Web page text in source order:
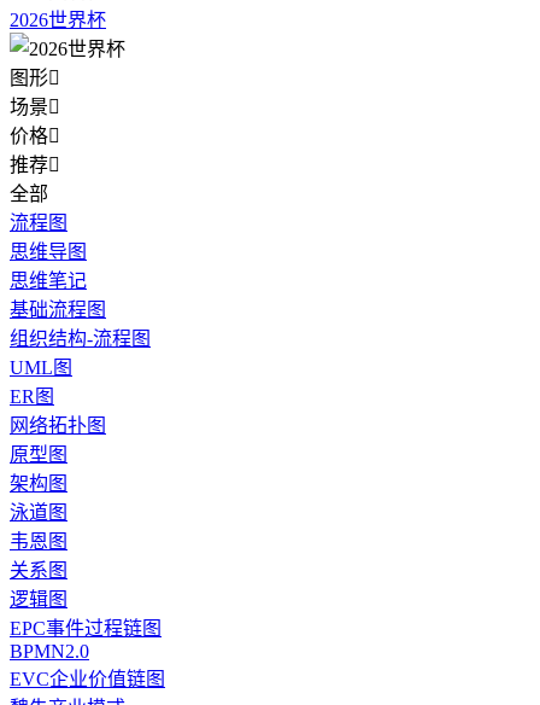
2026世界杯
图形
场景
价格
推荐
全部
流程图
思维导图
思维笔记
基础流程图
组织结构-流程图
UML图
ER图
网络拓扑图
原型图
架构图
泳道图
韦恩图
关系图
逻辑图
EPC事件过程链图
BPMN2.0
EVC企业价值链图